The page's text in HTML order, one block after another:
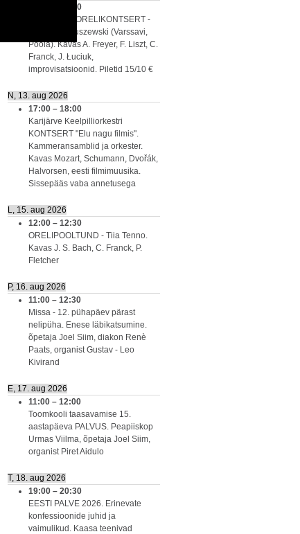
20:00
Kesknädala ORELIKONTSERT -
Michal Markuszewski (Varssavi,
Poola). Kavas A. Freyer, F. Liszt, C.
Franck, J. Łuciuk,
improvisatsioonid. Piletid 15/10 €
N, 13. aug 2026
17:00 – 18:00
Karijärve Keelpilliorkestri
KONTSERT "Elu nagu filmis".
Kammeransamblid ja orkester.
Kavas Mozart, Schumann, Dvořák,
Halvorsen, eesti filmimuusika.
Sissepääs vaba annetusega
L, 15. aug 2026
12:00 – 12:30
ORELIPOOLTUND - Tiia Tenno.
Kavas J. S. Bach, C. Franck, P.
Fletcher
P, 16. aug 2026
11:00 – 12:30
Missa - 12. pühapäev pärast
nelipüha. Enese läbikatsumine.
õpetaja Joel Siim, diakon Renè
Paats, organist Gustav - Leo
Kivirand
E, 17. aug 2026
11:00 – 12:00
Toomkooli taasavamise 15.
aastapäeva PALVUS. Peapiiskop
Urmas Viilma, õpetaja Joel Siim,
organist Piret Aidulo
T, 18. aug 2026
19:00 – 20:30
EESTI PALVE 2026. Erinevate
konfessioonide juhid ja
vaimulikud. Kaasa teenivad